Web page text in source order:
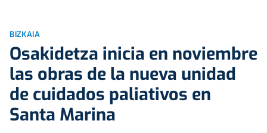
BIZKAIA
Osakidetza inicia en noviembre
las obras de la nueva unidad
de cuidados paliativos en
Santa Marina